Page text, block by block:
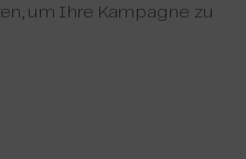
um Ihre Kampagne zu